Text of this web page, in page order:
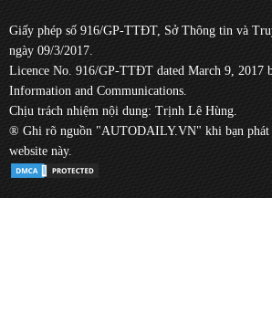
Giấy phép số 916/GP-TTĐT, Sở Thông tin và
ngày 09/3/2017.
Licence No. 916/GP-TTĐT dated March 9, 2017
Information and Communications.
Chịu trách nhiệm nội dung: Trịnh Lê Hùng.
® Ghi rõ nguồn "AUTODAILY.VN" khi bạn phát
website này.